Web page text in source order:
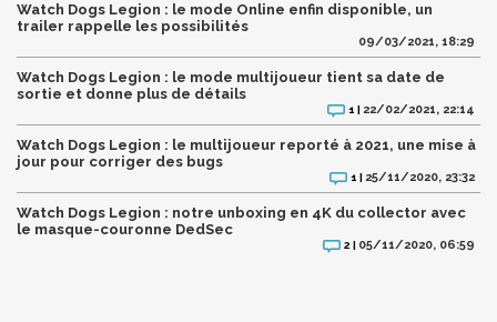
Watch Dogs Legion : le mode Online enfin disponible, un
trailer rappelle les possibilités
09/03/2021, 18:29
Watch Dogs Legion : le mode multijoueur tient sa date de
sortie et donne plus de détails
1 | 22/02/2021, 22:14
Watch Dogs Legion : le multijoueur reporté à 2021, une mise à
jour pour corriger des bugs
1 | 25/11/2020, 23:32
Watch Dogs Legion : notre unboxing en 4K du collector avec
le masque-couronne DedSec
2 | 05/11/2020, 06:59